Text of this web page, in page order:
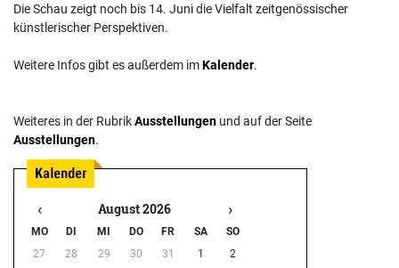
Die Schau zeigt noch bis 14. Juni die Vielfalt zeitgenössischer
künstlerischer Perspektiven.
Weitere Infos gibt es außerdem imKalender.
Weiteres in der RubrikAusstellungen und auf der Seite
Ausstellungen.
‹ August 2026 ›
MO DI MI DO FR SA
SO
27
28 29 30 31 1
2